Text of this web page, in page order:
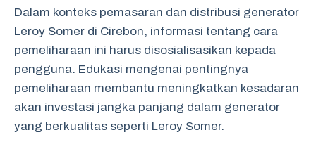
Dalam konteks pemasaran dan distribusi generator
Leroy Somer di Cirebon, informasi tentang cara
pemeliharaan ini harus disosialisasikan kepada
pengguna. Edukasi mengenai pentingnya
pemeliharaan membantu meningkatkan kesadaran
akan investasi jangka panjang dalam generator
yang berkualitas seperti Leroy Somer.